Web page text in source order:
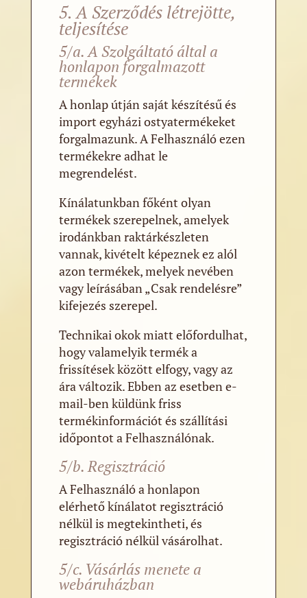
5. A Szerződés létrejötte,
teljesítése
5/a. A Szolgáltató által a
honlapon forgalmazott
termékek
A honlap útján saját készítésű és
import egyházi ostyatermékeket
forgalmazunk. A Felhasználó ezen
termékekre adhat le
megrendelést.
Kínálatunkban főként olyan
termékek szerepelnek, amelyek
irodánkban raktárkészleten
vannak, kivételt képeznek ez alól
azon termékek, melyek nevében
vagy leírásában „Csak rendelésre”
kifejezés szerepel.
Technikai okok miatt előfordulhat,
hogy valamelyik termék a
frissítések között elfogy, vagy az
ára változik. Ebben az esetben e-
mail-ben küldünk friss
termékinformációt és szállítási
időpontot a Felhasználónak.
5/b. Regisztráció
A Felhasználó a honlapon
elérhető kínálatot regisztráció
nélkül is megtekintheti, és
regisztráció nélkül vásárolhat.
5/c. Vásárlás menete a
webáruházban